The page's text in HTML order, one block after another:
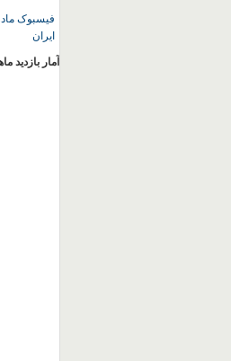
فیسبوک
ایران
آمار بازدید